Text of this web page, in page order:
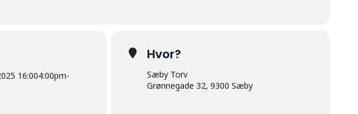
16:004:00pm-
Hvor?
Sæby Torv
Grønnegade 32, 9300 Sæby